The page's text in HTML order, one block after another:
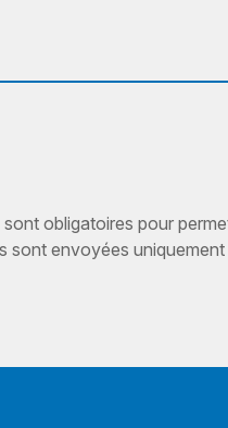
obligatoires pour
sont envoyées